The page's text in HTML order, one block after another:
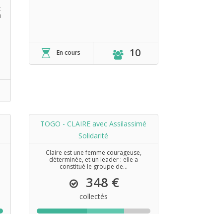
En cours 10
TOGO - CLAIRE avec Assilassimé
Solidarité
Claire est une femme courageuse,
déterminée, et un leader : elle a
constitué le groupe de...
348 €
collectés